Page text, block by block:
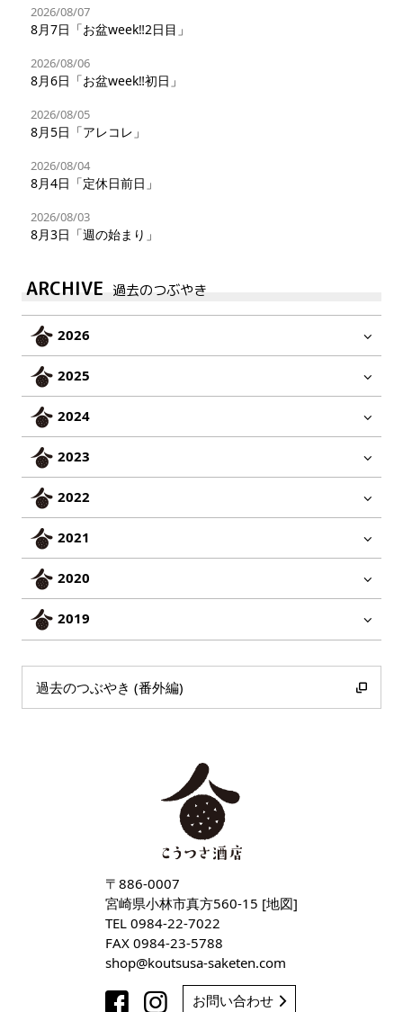
2026/08/07
8月7日「お盆week‼︎2日目」
2026/08/06
8月6日「お盆week‼︎初日」
2026/08/05
8月5日「アレコレ」
2026/08/04
8月4日「定休日前日」
2026/08/03
8月3日「週の始まり」
ARCHIVE 過去のつぶやき
2026
2025
2024
2023
2022
2021
2020
2019
過去のつぶやき (番外編)
〒886-0007
宮崎県小林市真方560-15 [地図]
TEL 0984-22-7022
FAX 0984-23-5788
shop
koutsusa-saketen com
お問い合わせ